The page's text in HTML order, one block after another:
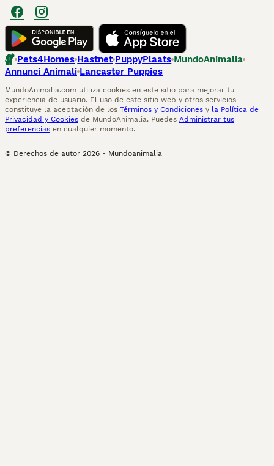
Pets4Homes Hastnet PuppyPlaats MundoAnimalia
Annunci Animali Lancaster Puppies
MundoAnimalia.com utiliza cookies en este sitio para mejorar tu
experiencia de usuario. El uso de este sitio web y otros servicios
constituye la aceptación de los Términos y Condiciones y la Política de
Privacidad y Cookies de MundoAnimalia. Puedes Administrar tus
preferencias en cualquier momento.
© Derechos de autor 2026 - Mundoanimalia